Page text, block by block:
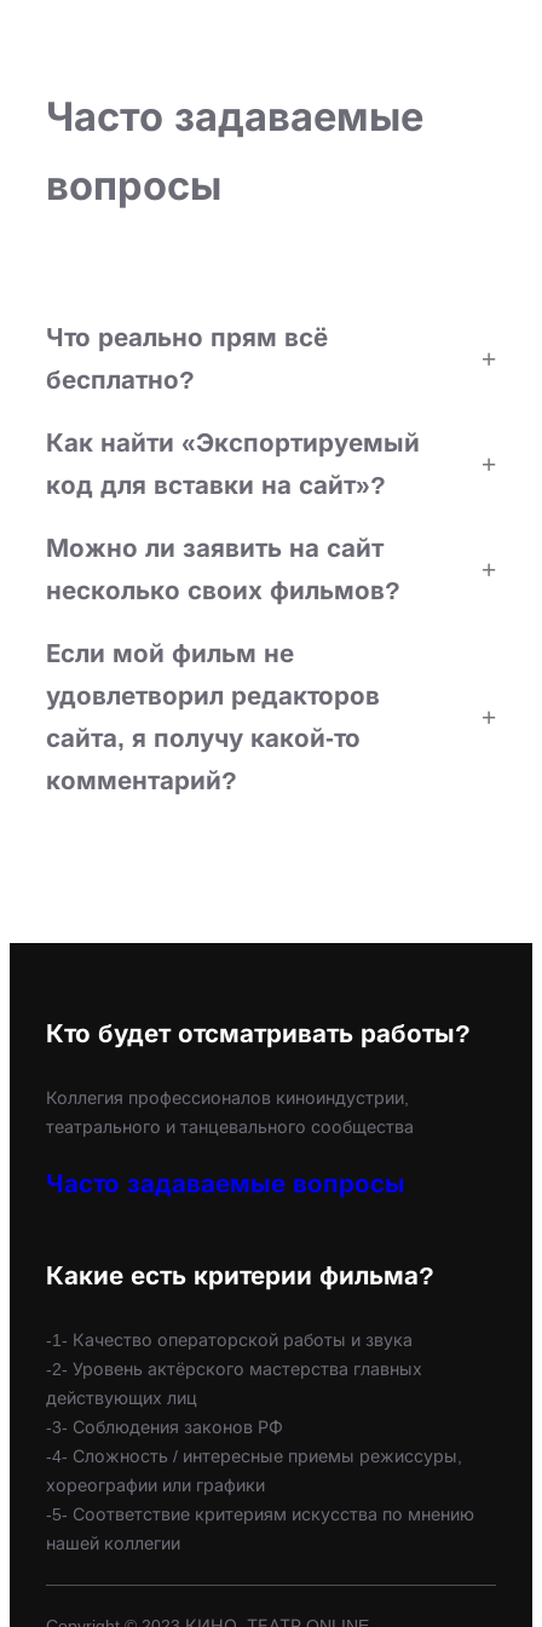
Часто задаваемые
вопросы
Что реально прям всё
бесплатно?
Как найти «Экспортируемый
код для вставки на сайт»?
Можно ли заявить на сайт
несколько своих фильмов?
Если мой фильм не
удовлетворил редакторов
сайта, я получу какой-то
комментарий?
Кто будет отсматривать работы?
Коллегия профессионалов киноиндустрии,
театрального и танцевального сообщества
Часто задаваемые вопросы
Какие есть критерии фильма?
-1- Качество операторской работы и звука
-2- Уровень актёрского мастерства главных
действующих лиц
-3- Соблюдения законов РФ
-4- Сложность / интересные приемы режиссуры,
хореографии или графики
-5- Соответствие критериям искусства по мнению
нашей коллегии